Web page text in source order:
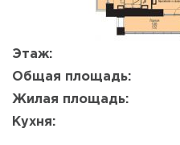
Этаж:
Общая площадь:
Жилая площадь:
Кухня: